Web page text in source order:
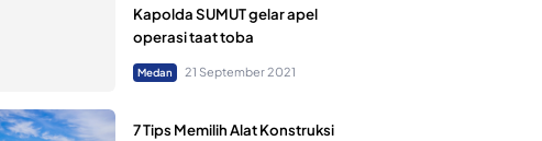
Kapolda SUMUT gelar apel
operasi taat toba
Medan 21 September 2021
7 Tips Memilih Alat Konstruksi